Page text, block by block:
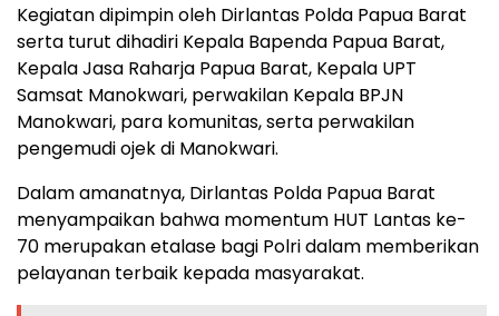
Kegiatan dipimpin oleh Dirlantas Polda Papua Barat
serta turut dihadiri Kepala Bapenda Papua Barat,
Kepala Jasa Raharja Papua Barat, Kepala UPT
Samsat Manokwari, perwakilan Kepala BPJN
Manokwari, para komunitas, serta perwakilan
pengemudi ojek di Manokwari.
Dalam amanatnya, Dirlantas Polda Papua Barat
menyampaikan bahwa momentum HUT Lantas ke-
70 merupakan etalase bagi Polri dalam memberikan
pelayanan terbaik kepada masyarakat.